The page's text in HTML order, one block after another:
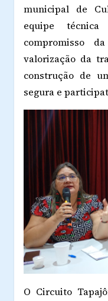
municipal de
equipe
compromisso
valorização da
construção de
segura e
O Circuito